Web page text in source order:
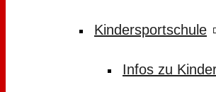
Kindersportschule
Infos zu